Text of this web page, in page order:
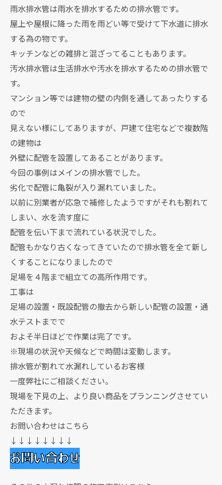
雨水排水管は雨水を排水するための排水管です。
屋上や屋根に降った雨を雨どい等で受けて下水道に排水
する為の物です。
キッチンなどの雑排と混ざってることもあります。
汚水排水管は生活排水や汚水を排水するための排水管で
す。
マンション等では建物の壁の内側を通してあったりする
ので
見えない様にしてありますが、戸建て住宅などで複数階
の建物は
外壁に配管を設置してあることがあります。
今回の事例はメインの排水管でした。
劣化で配管に亀裂が入り漏れていました。
以前に別業者が応急で補修したようですがそれも割れて
しまい、水を流す度に
配管を伝い下まで流れている状況でした。
配管もかなり古くなってきていたので排水管を全て新し
くすることになりましたので
足場を４階まで組立ての高所作用です。
工事は
足場の設置・既設配管の撤去から新しい配管の設置・通
水テストまでで
およそ半日ほどで作業は完了です。
※現場の状況や天候などで時間は変動します。
排水管が割れて水漏れしているお客様
一度弊社にご相談ください。
現場を下見の上、より良い商品をプランニングさせてい
ただきます。
お問い合わせはこちら
↓↓↓↓↓↓↓↓